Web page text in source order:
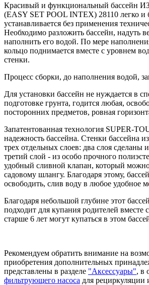
Красивый и функциональный
(EASY SET POOL INTEX) 28110 легко и
устанавливается без применения
Необходимо разложить бассейн, надуть
наполнить его водой. По мере
кольцо поднимается вместе с уровнем
стенки.
Процесс сборки, до наполнения водой,
Для установки бассейн не нуждается в
подготовке грунта, годится любая,
посторонних предметов, ровная
Запатентованная технология SUPER-
надежность бассейна. Стенки бассейна
трех отдельных слоев: два слоя сделаны
третий слой - из особо прочного
удобный сливной клапан, который
садовому шлангу. Благодаря этому,
освободить, слив воду в любое удобное
Благодаря небольшой глубине этот
подходит для купания родителей вместе
старше 6 лет могут купаться в этом
Рекомендуем обратить внимание на
приобретения дополнительных
представлены в разделе "Аксессуары", в
фильтрующего насоса для рециркуляции